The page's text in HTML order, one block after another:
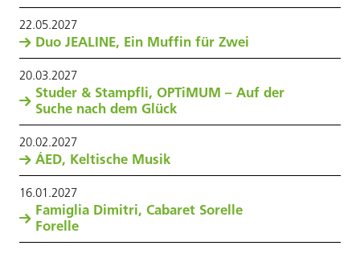
22.05.2027
Duo JEALINE, Ein Muffin für Zwei
20.03.2027
Studer & Stampfli, OPTiMUM – Auf der
Suche nach dem Glück
20.02.2027
ÁED, Keltische Musik
16.01.2027
Famiglia Dimitri, Cabaret Sorelle
Forelle